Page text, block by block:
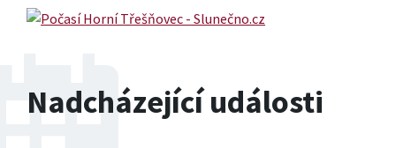
Nadcházející události